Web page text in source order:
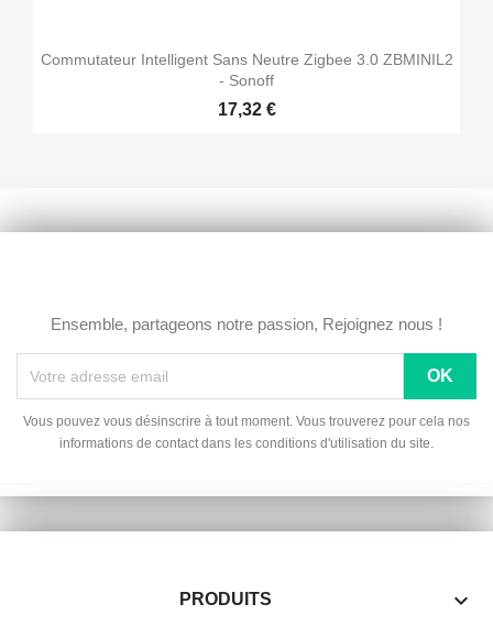
Commutateur Intelligent Sans Neutre Zigbee 3.0 ZBMINIL2
- Sonoff
17,32 €
Ensemble, partageons notre passion, Rejoignez nous !
Vous pouvez vous désinscrire à tout moment. Vous trouverez pour cela nos
informations de contact dans les conditions d'utilisation du site.
PRODUITS 